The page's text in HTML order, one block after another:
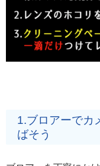
1.ブロアーでカ
ばそう